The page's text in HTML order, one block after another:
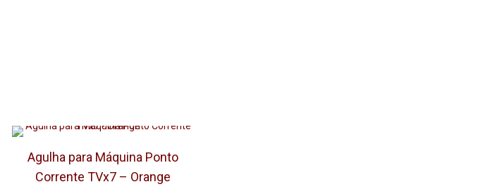
Agulha para Máquina Ponto
Corrente TVx7 – Orange